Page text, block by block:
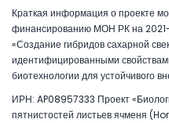
Краткая информация о проекте
финансированию МОН РК на
«Создание гибридов сахарной
идентифицированными
биотехнологии для устойчивого
ИРН: AP08957333 Проект
пятнистостей листьев ячменя